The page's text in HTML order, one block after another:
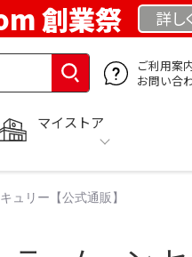
創業祭 詳し
ご利用案
お問い合
マイストア
ュリー【公式通販】